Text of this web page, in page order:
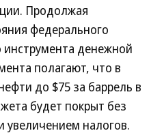
Продолжая
федерального
денежной
полагают, что в
до $75 за баррель в
будет покрыт без
увеличением налогов.